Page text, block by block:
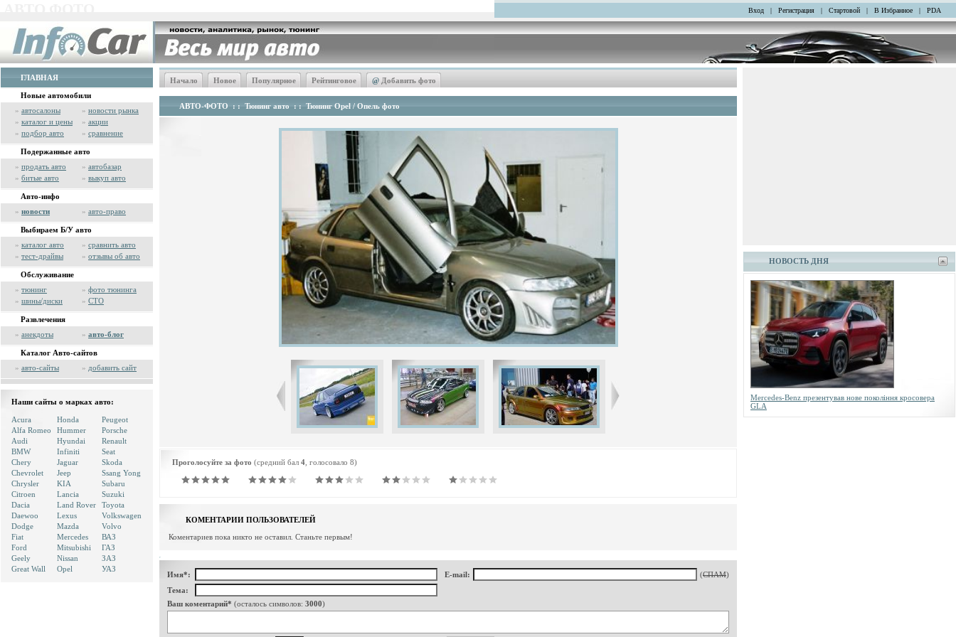
Вход | Регистрация | Стартовой | В Избранное | PDA
ГЛАВНАЯ
Новые автомобили
» автосалоны » новости рынка
» каталог и цены » акции
» подбор авто » сравнение
Подержанные авто
» продать авто » автобазар
» битые авто » выкуп авто
Авто-инфо
» новости » авто-право
Выбираем Б/У авто
» каталог авто » сравнить авто
» тест-драйвы » отзывы об авто
Обслуживание
» тюнинг » фото тюнинга
» шины/диски » СТО
Развлечения
» анекдоты » авто-блог
Каталог Авто-сайтов
» авто-сайты » добавить сайт
Наши сайты о марках авто:
Acura
Alfa Romeo
Audi
BMW
Chery
Chevrolet
Chrysler
Citroen
Dacia
Daewoo
Dodge
Fiat
Ford
Geely
Great Wall
Honda
Hummer
Hyundai
Infiniti
Jaguar
Jeep
KIA
Lancia
Land Rover
Lexus
Mazda
Mercedes
Mitsubishi
Nissan
Opel
Peugeot
Porsche
Renault
Seat
Skoda
Ssang Yong
Subaru
Suzuki
Toyota
Volkswagen
Volvo
ВАЗ
ГАЗ
ЗАЗ
УАЗ
Начало Новое Популярное Рейтинговое @ Добавить фото
АВТО-ФОТО : : Тюнинг авто : : Тюнинг Opel / Опель фото
Проголосуйте за фото (средний бал 4 , голосовало 8)
КОМЕНТАРИИ ПОЛЬЗОВАТЕЛЕЙ
Коментариев пока никто не оставил. Станьте первым!
Имя*: E-mail: (СПАМ)
Тема:
Ваш коментарий* (осталось символов: 3000)
НОВОСТЬ ДНЯ
Mercedes-Benz презентував нове покоління кросовера
GLA